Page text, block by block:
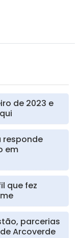
de 2023 e
responde
em
que fez
parcerias
Arcoverde